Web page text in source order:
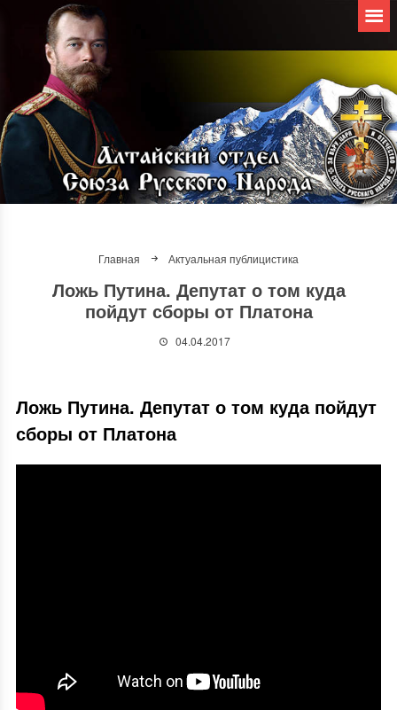
Главная Актуальная публицистика
Ложь Путина. Депутат о том куда
пойдут сборы от Платона
04.04.2017
Ложь Путина. Депутат о том куда пойдут
сборы от Платона